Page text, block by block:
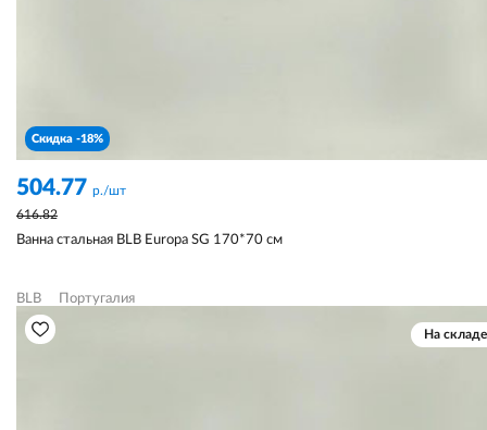
Скидка -18%
504.77 р./шт
616.82
Ванна стальная BLB Europa SG 170*70 см
BLB Португалия
На складе